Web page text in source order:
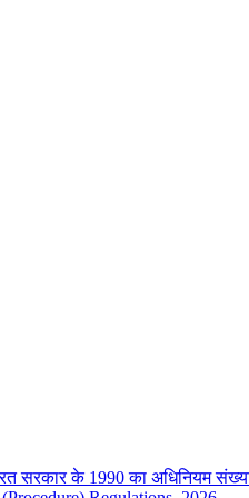
सरकार के 1990 का अधिनियम